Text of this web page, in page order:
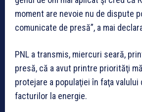
moment are nevoie nu de dispute
comunicate de presă”, a mai
PNL a transmis, miercuri seară,
presă, că a avut printre priorităţi
protejare a populaţiei în faţa valului
facturilor la energie.